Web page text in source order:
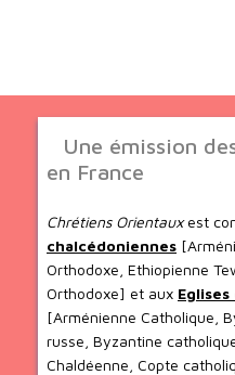
Une émission
en France
Chrétiens Orientauxest
chalcédoniennes
Orthodoxe, Ethiopienne
Orthodoxe] et aux
[Arménienne Catholique,
russe, Byzantine
Chaldéenne, Copte